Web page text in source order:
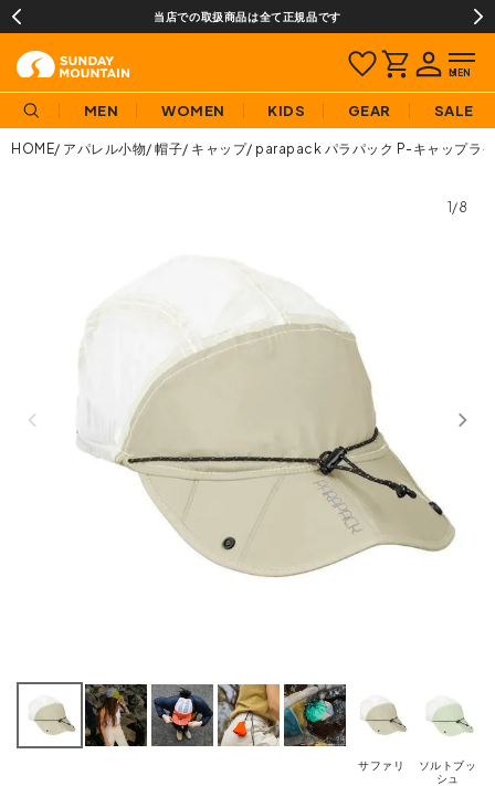
当店での取扱商品は全て正規品です
MEN WOMEN KIDS GEAR SALE
HOME アパレル小物 帽子 キャップ parapack パラパック P-キャップラ
1/8
サファリ
ソルトブッ
シュ